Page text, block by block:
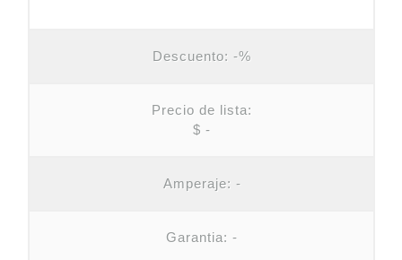
Descuento: -%
Precio de lista:
$ -
Amperaje: -
Garantia: -